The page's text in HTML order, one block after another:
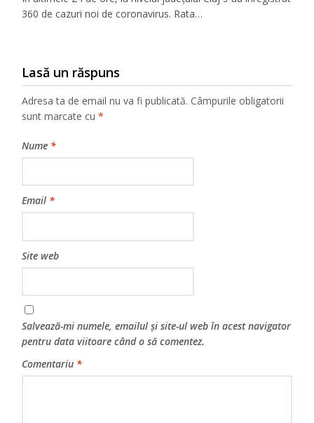
360 de cazuri noi de coronavirus. Rata…
Lasă un răspuns
Adresa ta de email nu va fi publicată. Câmpurile obligatorii
sunt marcate cu*
Nume *
Email *
Site web
Salvează-mi numele, emailul și site-ul web în acest navigator
pentru data viitoare când o să comentez.
Comentariu *